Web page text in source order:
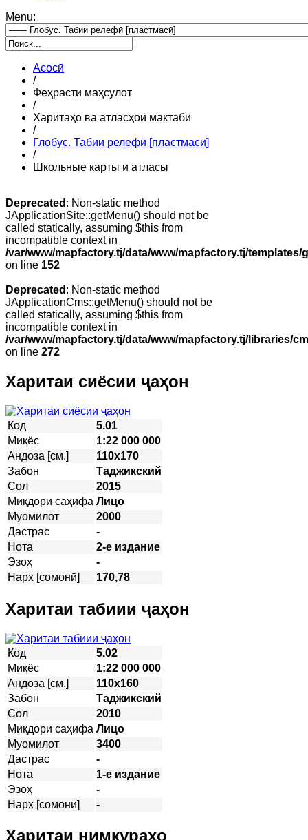
Menu:
Асосӣ
/
Феҳрасти маҳсулот
/
Харитаҳо ва атласҳои мактабӣ
/
Глобус. Табии релефӣ [пластмасӣ]
/
Школьные карты и атласы
Deprecated : Non-static method
JApplicationSite::getMenu() should not be
called statically, assuming $this from
incompatible context in
/var/www/mapfactory.tj/data/www/mapfactory.tj/
on line 152
Deprecated : Non-static method
JApplicationCms::getMenu() should not be
called statically, assuming $this from
incompatible context in
/var/www/mapfactory.tj/data/www/mapfactory.tj/libraries/
on line 272
Харитаи сиёсии ҷаҳон
Код
5.01
Миқёс
1:22 000 000
Андоза [см.]
110х170
Забон
Таджикский
Сол
2015
Миқдори саҳифа Лицо
Муомилот
2000
Дастрас
-
Нота
2-е издание
Эзоҳ
-
Нарх [сомонӣ]
170,78
Харитаи табиии ҷаҳон
Код
5.02
Миқёс
1:22 000 000
Андоза [см.]
110х160
Забон
Таджикский
Сол
2010
Миқдори саҳифа Лицо
Муомилот
3400
Дастрас
-
Нота
1-е издание
Эзоҳ
-
Нарх [сомонӣ]
-
Харитаи нимкураҳо